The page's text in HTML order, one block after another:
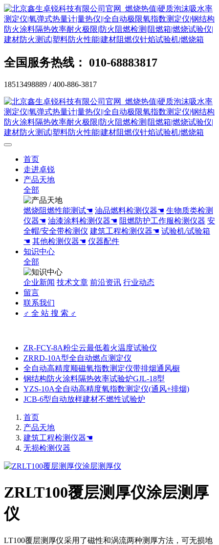
全国服务热线： 010-68883817
18513498889 / 400-886-3817
首页
走进卓锐
产品天地
全部
燃烧阻燃性能测试☚ 油品燃料检测仪器☚ 生物质类检测
仪器☚ 油漆涂料检测仪器☚ 阻燃防护工作服检测仪器 安
全帽/安全带检测仪 建筑工程检测仪器☚ 试验机/试验箱
☚ 其他检测仪器☚ 仪器配件
知识中心
全部
企业新闻 技术文章 前沿资讯 行业动态
留言
联系我们
♂ 全 站 搜 索 ♂
ZR-FCY-8A粉尘云最低着火温度试验仪
ZRRD-10A型全自动燃点测定仪
全自动高精度顺磁氧指数测定仪带排烟通风橱
钢结构防火涂料隔热效率试验炉GJL-18型
YZS-10A全自动高精度氧指数测定仪(通风+排烟)
JCB-6型自动放样建材不燃性试验炉
首页
产品天地
建筑工程检测仪器☚
无损检测仪器
ZRLT100覆层测厚仪涂层测厚
仪
LT100覆层测厚仪采用了磁性和涡流两种测厚方法，可无损地